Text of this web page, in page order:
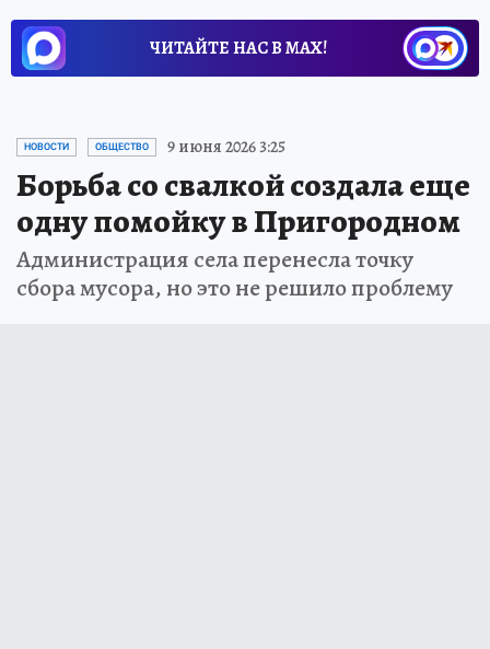
ЧИТАЙТЕ НАС В МАХ!
НОВОСТИ ОБЩЕСТВО 9 июня 2026 3:25
Борьба со свалкой создала еще
одну помойку в Пригородном
Администрация села перенесла точку
сбора мусора, но это не решило проблему